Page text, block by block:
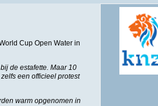
Cup Open Water in
de estafette. Maar 10
een officieel protest
warm opgenomen in